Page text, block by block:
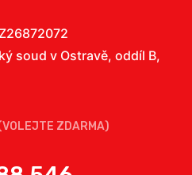
soud v Ostravě, oddíl B,
ZDARMA)